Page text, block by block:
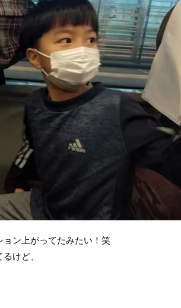
ン上がってたみたい！笑
けど、